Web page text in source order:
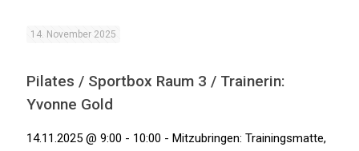
14. November 2025
Pilates / Sportbox Raum 3 / Trainerin:
Yvonne Gold
14.11.2025 @ 9:00 - 10:00 - Mitzubringen: Trainingsmatte,